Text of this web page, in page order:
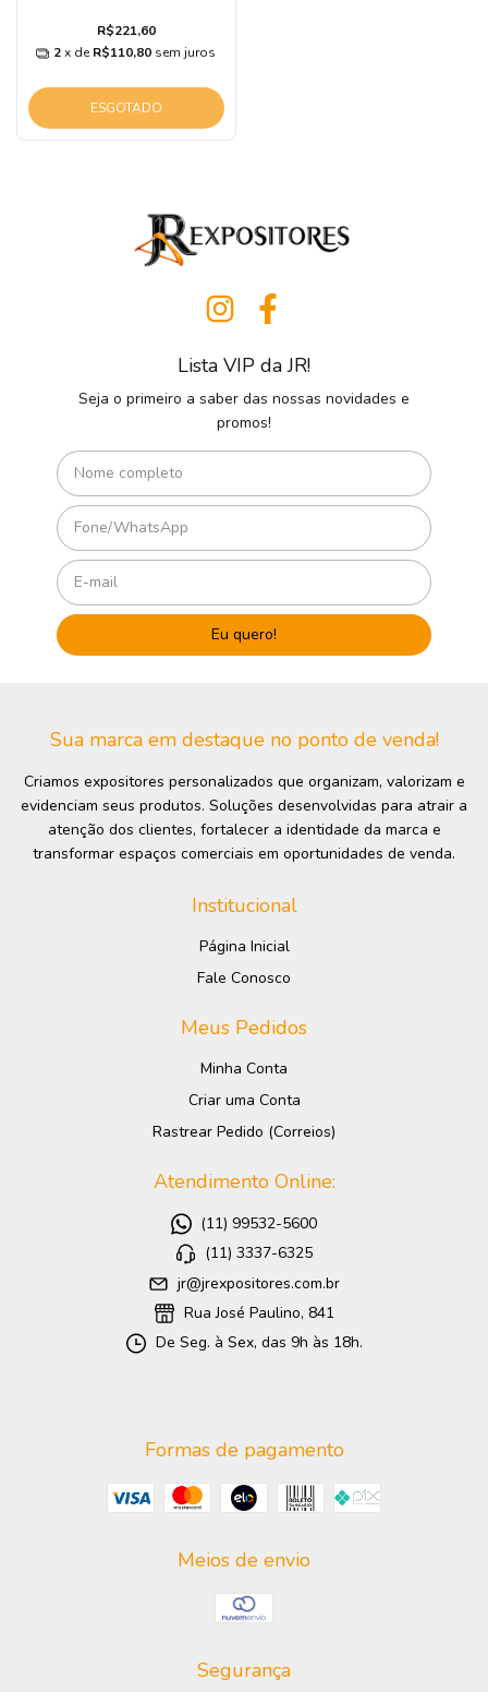
R$221,60
2 x de R$110,80 sem juros
ESGOTADO
Lista VIP da JR!
Seja o primeiro a saber das nossas novidades e
promos!
Sua marca em destaque no ponto de venda!
Criamos expositores personalizados que organizam, valorizam e
evidenciam seus produtos. Soluções desenvolvidas para atrair a
atenção dos clientes, fortalecer a identidade da marca e
transformar espaços comerciais em oportunidades de venda.
Institucional
Página Inicial
Fale Conosco
Meus Pedidos
Minha Conta
Criar uma Conta
Rastrear Pedido (Correios)
Atendimento Online:
(11) 99532-5600
(11) 3337-6325
jr@jrexpositores.com.br
Rua José Paulino, 841
De Seg. à Sex, das 9h às 18h.
Formas de pagamento
Meios de envio
Segurança